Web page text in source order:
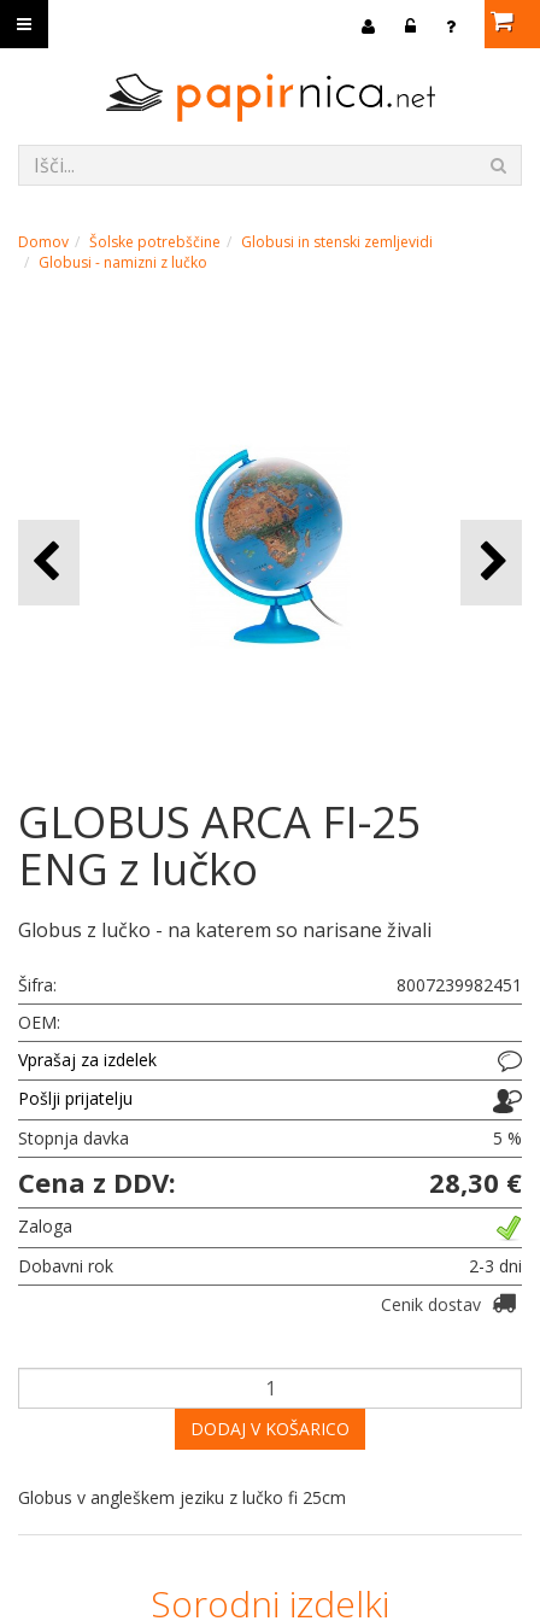
Domov Šolske potrebščine
Globusi in stenski zemljevidi
Globusi - namizni z lučko
GLOBUS ARCA FI-25
ENG z lučko
Globus z lučko - na katerem so narisane živali
Šifra:
8007239982451
OEM:
Vprašaj za izdelek
Pošlji prijatelju
Stopnja davka
5 %
Cena z DDV: 28,30 €
Zaloga
Dobavni rok
2-3 dni
Cenik dostav
DODAJ V KOŠARICO
Globus v angleškem jeziku z lučko fi 25cm
Sorodni izdelki